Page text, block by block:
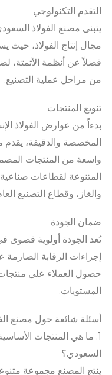
التقدم التكنولوجي
يتبنى مصنع الفولاذ
مجال إنتاج الفولاذ، حيث
فضلاً عن أنظمة الأتمتة،
من مراحل عملية التصنيع.
تنويع المنتجات
بدءاً من عوارض الفولاذ
المخصصة والدقيقة،
واسعة من المنتجات
المتنوعة لقطاعات صناعية
والغاز، وقطاع التصنيع
ضمان الجودة
تُعد الجودة أولوية قصوى
إجراءات الرقابة الصارمة
حصول العملاء على
المستويات.
أسئلة شائعة حول مصنع
1. ما هي المنتجات
السعودي؟
ينتج المصنع مجموعة